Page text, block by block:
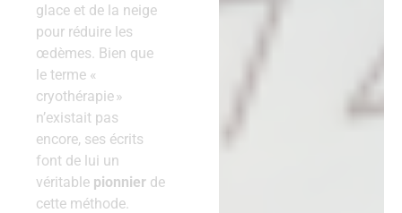
glace et de la neige
pour réduire les
œdèmes. Bien que
le terme «
cryothérapie »
n’existait pas
encore, ses écrits
font de lui un
véritable pionnier de
cette méthode.